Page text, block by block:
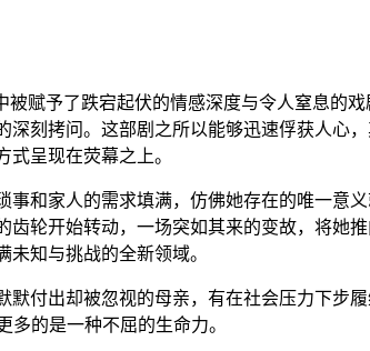
赋予了跌宕起伏的情感深度与令人窒息的
刻拷问。这部剧之所以能够迅速俘获人心
呈现在荧幕之上。
和家人的需求填满，仿佛她存在的唯一意
齿轮开始转动，一场突如其来的变故，将
知与挑战的全新领域。
付出却被忽视的母亲，有在社会压力下步
的是一种不屈的生命力。